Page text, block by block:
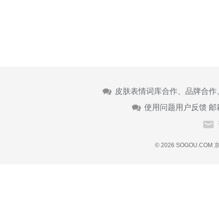
皮肤表情词库合作、品牌合
使用问题用户反馈 邮
© 2026 SOGOU.COM